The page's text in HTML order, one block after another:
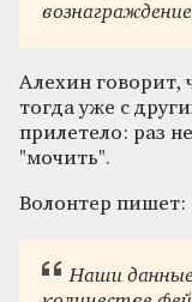
Алехин говорит,
тогда уже с
прилетело: раз
"мочить".
Волонтер пишет:
Наши